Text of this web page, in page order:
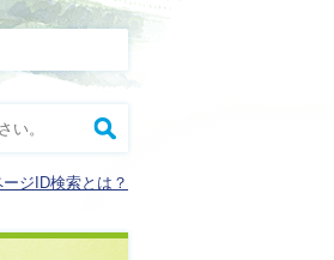
ージID検索とは？